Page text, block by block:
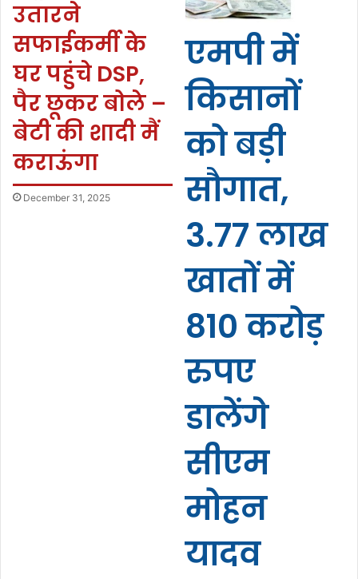
उतारने
सफाईकर्मी के
घर पहुंचे DSP,
पैर छूकर बोले –
बेटी की शादी मैं
कराऊंगा
December 31, 2025
एमपी में
किसानों
को बड़ी
सौगात,
3.77 लाख
खातों में
810 करोड़
रुपए
डालेंगे
सीएम
मोहन
यादव